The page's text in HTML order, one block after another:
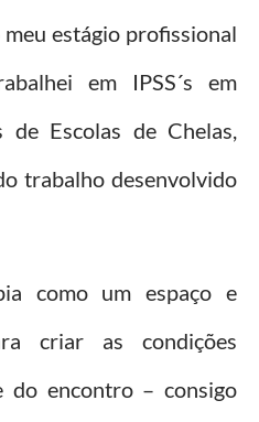
estágio profissional
em IPSS´s em
de Escolas de Chelas,
trabalho desenvolvido
como um espaço e
criar as condições
do encontro – consigo